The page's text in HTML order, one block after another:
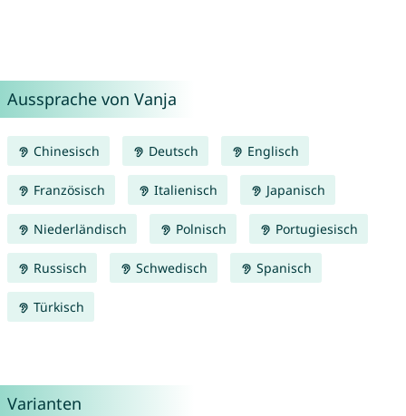
Aussprache von Vanja
Chinesisch Deutsch Englisch
Französisch Italienisch Japanisch
Niederländisch Polnisch Portugiesisch
Russisch Schwedisch Spanisch
Türkisch
Varianten